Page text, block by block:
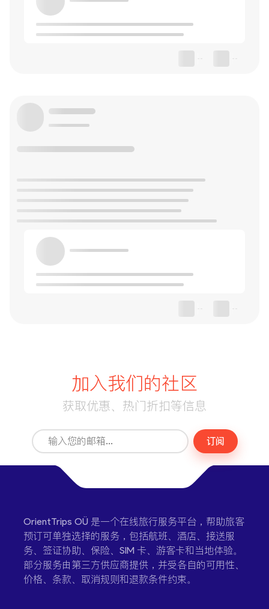
加入我们的社区
获取优惠、热门折扣等信息
订阅
OrientTrips OÜ 是一个在线旅行服务平台，帮助旅客
预订可单独选择的服务，包括航班、酒店、接送服
务、签证协助、保险、SIM 卡、游客卡和当地体验。
部分服务由第三方供应商提供，并受各自的可用性、
价格、条款、取消规则和退款条件约束。